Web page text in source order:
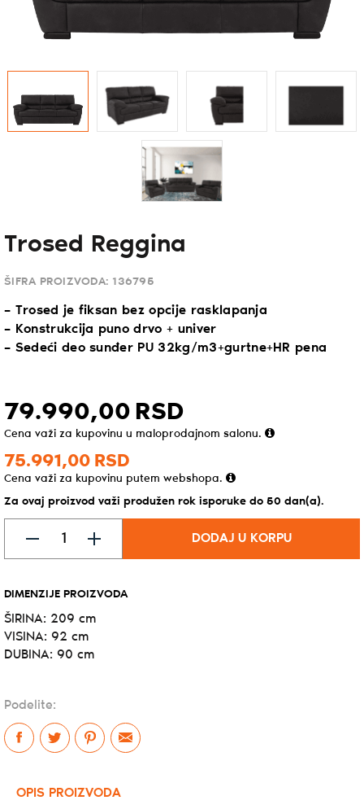
Trosed Reggina
ŠIFRA PROIZVODA: 136795
– Trosed je fiksan bez opcije rasklapanja
– Konstrukcija puno drvo + univer
– Sedeći deo sunđer PU 32kg/m3+gurtne+HR pena
79.990,00 RSD
Cena važi za kupovinu u maloprodajnom salonu.
75.991,00 RSD
Cena važi za kupovinu putem webshopa.
Za ovaj proizvod važi produžen rok isporuke do 50 dan(a).
DODAJ U KORPU
DIMENZIJE PROIZVODA
ŠIRINA: 209 cm
VISINA: 92 cm
DUBINA: 90 cm
Podelite:
OPIS PROIZVODA